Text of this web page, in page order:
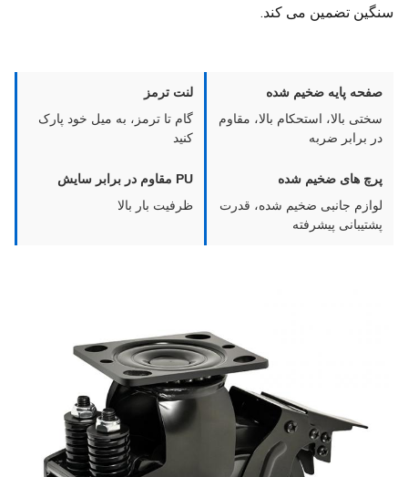
سنگین تضمین می کند.
صفحه پایه ضخیم شده
سختی بالا، استحکام بالا، مقاوم
در برابر ضربه
لنت ترمز
گام تا ترمز، به میل خود پارک
کنید
پرچ های ضخیم شده
لوازم جانبی ضخیم شده، قدرت
پشتیبانی پیشرفته
PU مقاوم در برابر سایش
ظرفیت بار بالا